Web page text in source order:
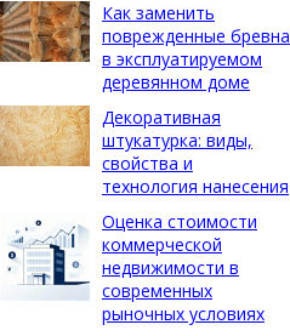
Как заменить
поврежденные бревна
в эксплуатируемом
деревянном доме
Декоративная
штукатурка: виды,
свойства и
технология нанесения
Оценка стоимости
коммерческой
недвижимости в
современных
рыночных условиях